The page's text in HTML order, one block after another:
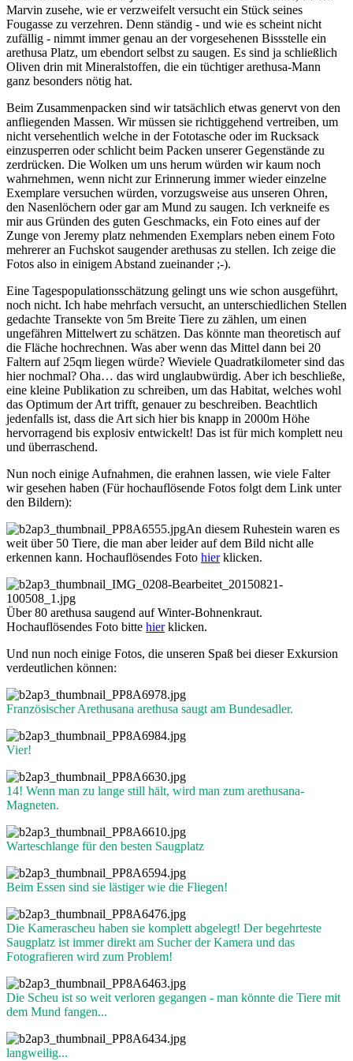
Marvin zusehe, wie er verzweifelt versucht ein Stück seines
Fougasse zu verzehren. Denn ständig - und wie es scheint nicht
zufällig - nimmt immer genau an der vorgesehenen Bissstelle ein
arethusa Platz, um ebendort selbst zu saugen. Es sind ja schließlich
Oliven drin mit Mineralstoffen, die ein tüchtiger arethusa-Mann
ganz besonders nötig hat.
Beim Zusammenpacken sind wir tatsächlich etwas genervt von den
anfliegenden Massen. Wir müssen sie richtiggehend vertreiben, um
nicht versehentlich welche in der Fototasche oder im Rucksack
einzusperren oder schlicht beim Packen unserer Gegenstände zu
zerdrücken. Die Wolken um uns herum würden wir kaum noch
wahrnehmen, wenn nicht zur Erinnerung immer wieder einzelne
Exemplare versuchen würden, vorzugsweise aus unseren Ohren,
den Nasenlöchern oder gar am Mund zu saugen. Ich verkneife es
mir aus Gründen des guten Geschmacks, ein Foto eines auf der
Zunge von Jeremy platz nehmenden Exemplars neben einem Foto
mehrerer an Fuchskot saugender arethusas zu stellen. Ich zeige die
Fotos also in einigem Abstand zueinander ;-).
Eine Tagespopulationsschätzung gelingt uns wie schon ausgeführt,
noch nicht. Ich habe mehrfach versucht, an unterschiedlichen Stellen
gedachte Transekte von 5m Breite Tiere zu zählen, um einen
ungefähren Mittelwert zu schätzen. Das könnte man theoretisch auf
die Fläche hochrechnen. Was aber wenn das Mittel dann bei 20
Faltern auf 25qm liegen würde? Wieviele Quadratkilometer sind das
hier nochmal? Oha… das wird unglaubwürdig. Aber ich beschließe,
eine kleine Publikation zu schreiben, um das Habitat, welches wohl
das Optimum der Art trifft, genauer zu beschreiben. Beachtlich
jedenfalls ist, dass die Art sich hier bis knapp in 2000m Höhe
hervorragend bis explosiv entwickelt! Das ist für mich komplett neu
und überraschend.
Nun noch einige Aufnahmen, die erahnen lassen, wie viele Falter
wir gesehen haben (Für hochauflösende Fotos folgt dem Link unter
den Bildern):
An diesem Ruhestein waren es
weit über 50 Tiere, die man aber leider auf dem Bild nicht alle
erkennen kann. Hochauflösendes Foto hierklicken.
Über 80 arethusa saugend auf Winter-Bohnenkraut.
Hochauflösendes Foto bitte hierklicken.
Und nun noch einige Fotos, die unseren Spaß bei dieser Exkursion
verdeutlichen können:
Französischer Arethusana arethusa saugt am Bundesadler.
Vier!
14! Wenn man zu lange still hält, wird man zum arethusana-
Magneten.
Warteschlange für den besten Saugplatz
Beim Essen sind sie lästiger wie die Fliegen!
Die Kamerascheu haben sie komplett abgelegt! Der begehrteste
Saugplatz ist immer direkt am Sucher der Kamera und das
Fotografieren wird zum Problem!
Die Scheu ist so weit verloren gegangen - man könnte die Tiere mit
dem Mund fangen...
langweilig...